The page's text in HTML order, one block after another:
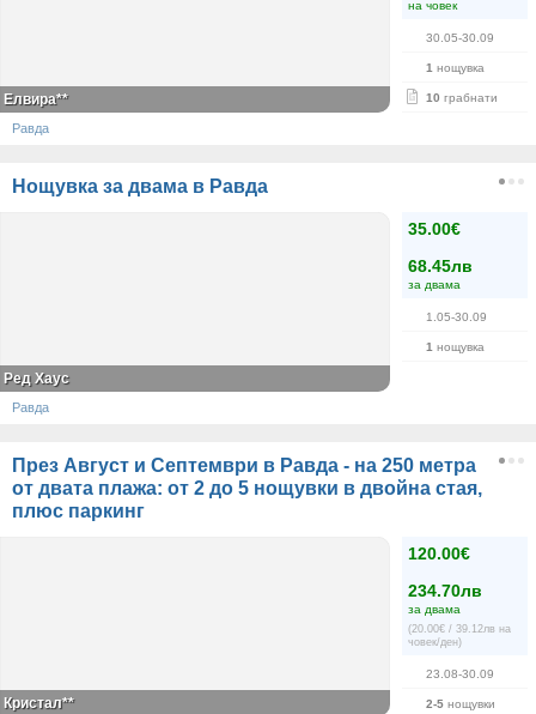
на човек
30.05-30.09
1 нощувка
10 грабнати
Елвира**
Равда
Нощувка за двама в Равда
35.00€
68.45лв
за двама
1.05-30.09
1 нощувка
Ред Хаус
Равда
През Август и Септември в Равда - на 250 метра
от двата плажа: от 2 до 5 нощувки в двойна стая,
плюс паркинг
120.00€
234.70лв
за двама
(20.00€ / 39.12лв на
човек/ден)
23.08-30.09
2-5 нощувки
Кристал**